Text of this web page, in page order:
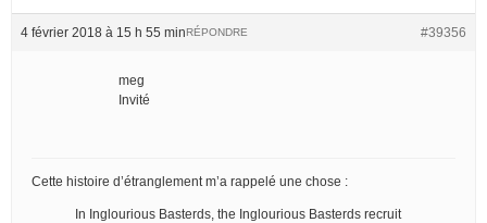
4 février 2018 à 15 h 55 min #39356
RÉPONDRE
meg
Invité
Cette histoire d’étranglement m’a rappelé une chose :
In Inglourious Basterds, the Inglourious Basterds recruit